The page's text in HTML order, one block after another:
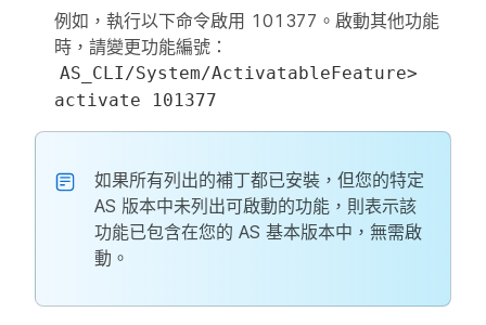
例如，執行以下命令啟用 101377。啟動其他功能
時，請變更功能編號：
AS_CLI/System/ActivatableFeature>
activate 101377
如果所有列出的補丁都已安裝，但您的特定
AS 版本中未列出可啟動的功能，則表示該
功能已包含在您的 AS 基本版本中，無需啟
動。